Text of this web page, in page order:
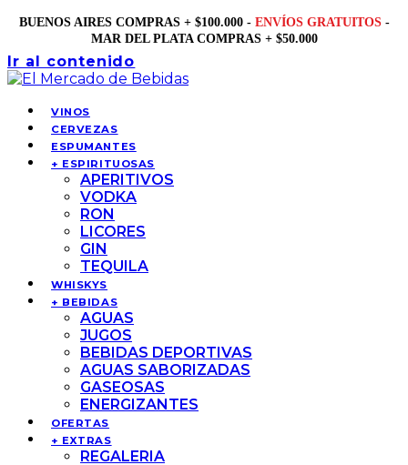
BUENOS AIRES COMPRAS + $100.000 - ENVÍOS GRATUITOS -
MAR DEL PLATA COMPRAS + $50.000
Ir al contenido
VINOS
CERVEZAS
ESPUMANTES
+ ESPIRITUOSAS
APERITIVOS
VODKA
RON
LICORES
GIN
TEQUILA
WHISKYS
+ BEBIDAS
AGUAS
JUGOS
BEBIDAS DEPORTIVAS
AGUAS SABORIZADAS
GASEOSAS
ENERGIZANTES
OFERTAS
+ EXTRAS
REGALERIA